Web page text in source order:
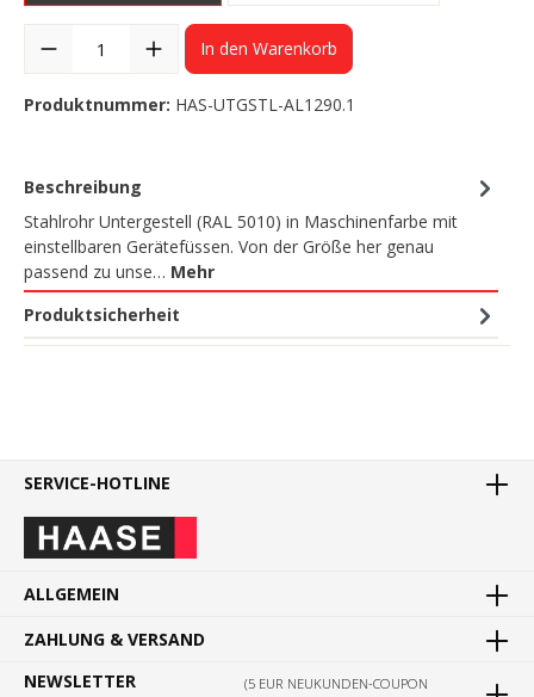
In den Warenkorb
Produktnummer: HAS-UTGSTL-AL1290.1
Beschreibung
Stahlrohr Untergestell (RAL 5010) in Maschinenfarbe mit
einstellbaren Gerätefüssen. Von der Größe her genau
passend zu unse… Mehr
Produktsicherheit
SERVICE-HOTLINE
ALLGEMEIN
ZAHLUNG & VERSAND
NEWSLETTER
(5 EUR NEUKUNDEN-COUPON